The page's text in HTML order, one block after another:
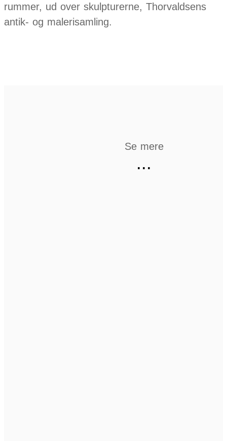
rummer, ud over skulpturerne, Thorvaldsens
antik- og malerisamling.
Se mere
...